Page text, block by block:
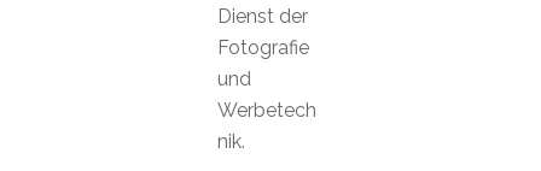
Dienst der
Fotografie
und
Werbetech
nik.